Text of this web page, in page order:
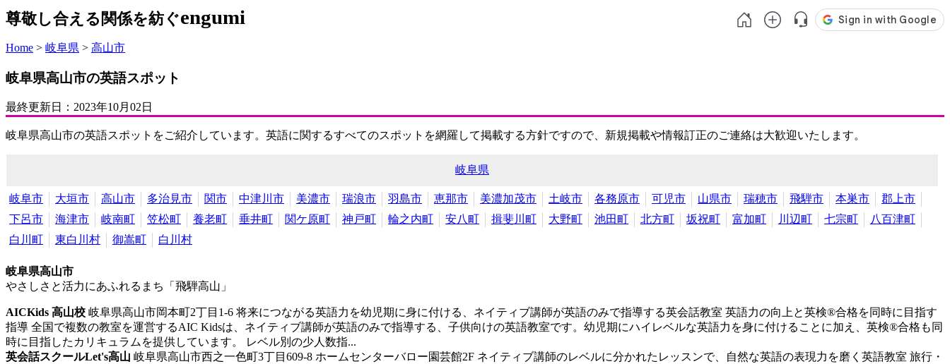
尊敬し合える関係を紡ぐengumi
Home > 岐阜県 > 高山市
岐阜県高山市の英語スポット
最終更新日： 2023年10月02日
岐阜県高山市の英語スポットをご紹介しています。英語に関するすべてのスポットを網羅して掲載する方針ですので、新規掲載や情報訂正のご連絡は大歓迎いたします。
岐阜県
岐阜市 大垣市 高山市 多治見市 関市 中津川市 美濃市 瑞浪市 羽島市 恵那市 美濃加茂市 土岐市 各務原市 可児市 山県市 瑞穂市 飛騨市 本巣市
郡上市
下呂市
海津市 岐南町 笠松町 養老町 垂井町 関ケ原町 神戸町 輪之内町 安八町 揖斐川町 大野町 池田町 北方町 坂祝町 富加町 川辺町 七宗町
八百津町
白川町
東白川村 御嵩町 白川村
岐阜県高山市
やさしさと活力にあふれるまち「飛騨高山」
AICKids 高山校 岐阜県高山市岡本町2丁目1-6 将来につながる英語力を幼児期に身に付ける、ネイティブ講師が英語のみで指導する英会話教室 英語力の向上と英検®合格を同時に目指す
指導 全国で複数の教室を運営するAIC Kidsは、ネイティブ講師が英語のみで指導する、子供向けの英語教室です。幼児期にハイレベルな英語力を身に付けることに加え、英検®合格も同
時に目指したカリキュラムを提供しています。 レベル別の少人数指...
英会話スクールLet's高山 岐阜県高山市西之一色町3丁目609-8 ホームセンターバロー園芸館2F ネイティブ講師のレベルに分かれたレッスンで、自然な英語の表現力を磨く英語教室 旅行・